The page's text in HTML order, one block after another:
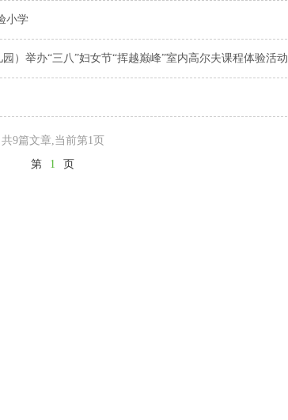
小学
）举办“三八”妇女节“挥越巅峰”室内高尔夫课程体验活动
共9篇文章,当前第1页
第
1 页